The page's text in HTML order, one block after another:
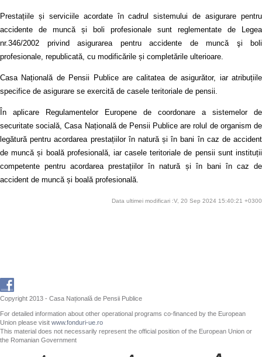
Prestațiile și serviciile acordate în cadrul sistemului de asigurare pentru
accidente de muncă și boli profesionale sunt reglementate de Legea
nr.346/2002 privind asigurarea pentru accidente de muncă şi boli
profesionale, republicată, cu modificările și completările ulterioare.
Casa Națională de Pensii Publice are calitatea de asigurător, iar atribuțiile
specifice de asigurare se exercită de casele teritoriale de pensii.
În aplicare Regulamentelor Europene de coordonare a sistemelor de
securitate socială, Casa Națională de Pensii Publice are rolul de organism de
legătură pentru acordarea prestațiilor în natură și în bani în caz de accident
de muncă și boală profesională, iar casele teritoriale de pensii sunt instituții
competente pentru acordarea prestațiilor în natură și în bani în caz de
accident de muncă și boală profesională.
Data ultimei modificari :V, 20 Sep 2024 15:40:21 +0300
Copyright 2013 - Casa Națională de Pensii Publice
For detailed information about other operational programs co-financed by the European
Union please visit www.fonduri-ue.ro
This material does not necessarily represent the official position of the European Union or
the Romanian Government